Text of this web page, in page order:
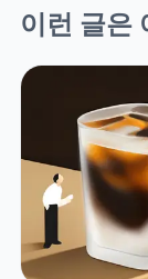
이런 글은